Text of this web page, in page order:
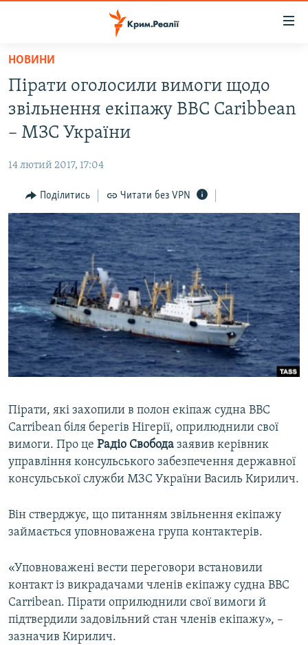
Перейти
основного
матеріалу
Перейти
основної
Перейти
до
пошуку
ВОДА.КРИМ
ВІДЕО ТА ФОТО
БЛОГИ
ПОГЛЯД
ІНТЕРВ'Ю
ВСЕ ЗА ДЕНЬ
СПЕЦПРОЕКТИ
ДЕПОРТАЦІЯ
ВІДЕОУРОКИ «ELIFBE»
СВІДЧЕННЯ ОКУПАЦІЇ
УКРАЇНСЬКА ПРОБЛЕМА КРИМУ
ЯК ОБІЙТИ БЛОКУВАННЯ
Русский
Qırımtatar
Усі сайти RFE/RL
НОВИНИ
Пірати оголосили вимоги щодо
звільнення екіпажу BBC Caribbean
– МЗС України
14 лютий 2017, 17:04
Поділитись Читати без VPN
Пірати, які захопили в полон екіпаж судна BBC
Carribean біля берегів Нігерії, оприлюднили свої
вимоги. Про це Радіо Свобода заявив керівник
управління консульського забезпечення державної
консульської служби МЗС України Василь Кирилич.
Він стверджує, що питанням звільнення екіпажу
займається уповноважена група контактерів.
«Уповноважені вести переговори встановили
контакт із викрадачами членів екіпажу судна BBC
Carribean. Пірати оприлюднили свої вимоги й
підтвердили задовільний стан членів екіпажу», –
зазначив Кирилич.